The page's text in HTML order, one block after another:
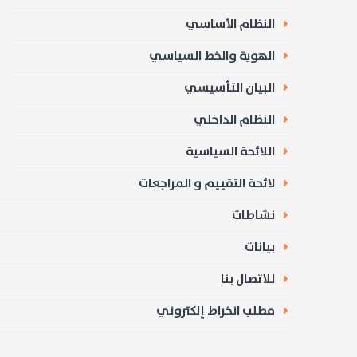
النظام الأساسي
الهوية والخط السياسي
البيان التأسيسي
النظام الداخلي
اللائحة السياسية
لائحة التقييم و المراجعات
نشاطات
بيانات
للاتصال بنا
مطلب انخراط إلكتروني